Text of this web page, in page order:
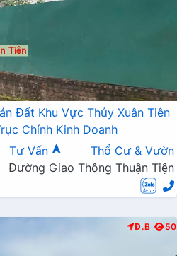
Đất Khu Vực Thủy Xuân Tiên
Chính Kinh Doanh
Tư Vấn
Thổ Cư & Vườn
Đường Giao Thông Thuận Tiện
Đ.B 50